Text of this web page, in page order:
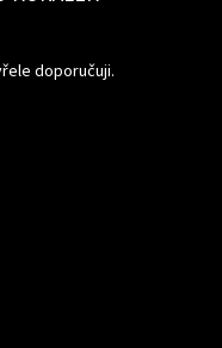
doporučuji.